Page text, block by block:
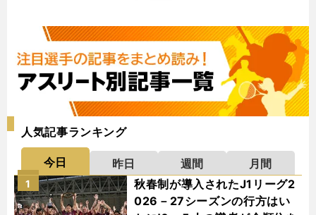
人気記事ランキング
今日 昨日 週間
月間
秋春制が導入されたJ1リーグ2
026－27シーズンの行方はい
1